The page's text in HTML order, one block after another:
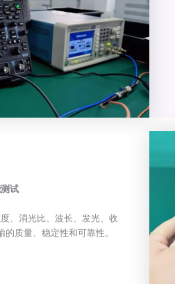
试
、消光比、波长、发光、收
质量、稳定性和可靠性。